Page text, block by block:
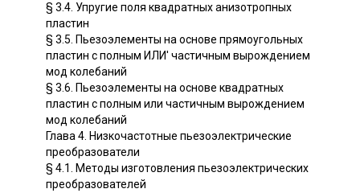
§ 3.4. Упругие поля квадратных анизотропных
пластин
§ 3.5. Пьезоэлементы на основе прямоугольных
пластин с полным ИЛИ' частичным вырождением
мод колебаний
§ 3.6. Пьезоэлементы на основе квадратных
пластин с полным или частичным вырождением
мод колебаний
Глава 4. Низкочастотные пьезоэлектрические
преобразователи
§ 4.1. Методы изготовления пьезоэлектрических
преобразователей